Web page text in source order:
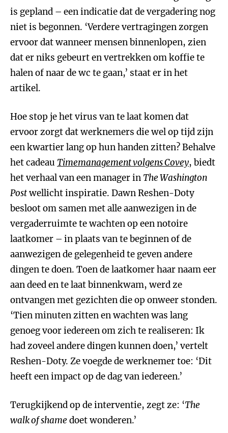
is gepland – een indicatie dat de vergadering nog
niet is begonnen. ‘Verdere vertragingen zorgen
ervoor dat wanneer mensen binnenlopen, zien
dat er niks gebeurt en vertrekken om koffie te
halen of naar de wc te gaan,’ staat er in het
artikel.
Hoe stop je het virus van te laat komen dat
ervoor zorgt dat werknemers die wel op tijd zijn
een kwartier lang op hun handen zitten? Behalve
het cadeau Timemanagement volgens Covey, biedt
het verhaal van een manager in The Washington
Postwellicht inspiratie. Dawn Reshen-Doty
besloot om samen met alle aanwezigen in de
vergaderruimte te wachten op een notoire
laatkomer – in plaats van te beginnen of de
aanwezigen de gelegenheid te geven andere
dingen te doen. Toen de laatkomer haar naam eer
aan deed en te laat binnenkwam, werd ze
ontvangen met gezichten die op onweer stonden.
‘Tien minuten zitten en wachten was lang
genoeg voor iedereen om zich te realiseren: Ik
had zoveel andere dingen kunnen doen,’ vertelt
Reshen-Doty. Ze voegde de werknemer toe: ‘Dit
heeft een impact op de dag van iedereen.’
Terugkijkend op de interventie, zegt ze: ‘The
walk of shame doet wonderen.’